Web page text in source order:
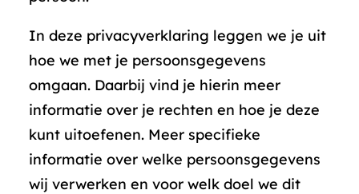
In deze privacyverklaring leggen we je uit
hoe we met je persoonsgegevens
omgaan. Daarbij vind je hierin meer
informatie over je rechten en hoe je deze
kunt uitoefenen. Meer specifieke
informatie over welke persoonsgegevens
wij verwerken en voor welk doel we dit